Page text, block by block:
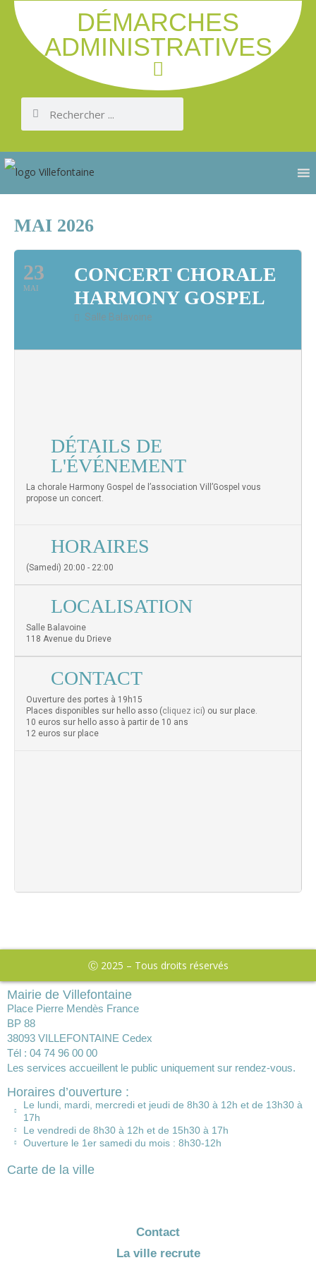
DÉMARCHES
ADMINISTRATIVES
MAI 2026
23
MAI
CONCERT CHORALE
HARMONY GOSPEL
Salle Balavoine
DÉTAILS DE
L'ÉVÉNEMENT
La chorale Harmony Gospel de l’association Vill’Gospel vous
propose un concert.
HORAIRES
(Samedi) 20:00 - 22:00
LOCALISATION
Salle Balavoine
118 Avenue du Drieve
CONTACT
Ouverture des portes à 19h15
Places disponibles sur hello asso (cliquez ici) ou sur place.
10 euros sur hello asso à partir de 10 ans
12 euros sur place
Ⓒ 2025 – Tous droits réservés
Mairie de Villefontaine
Place Pierre Mendès France
BP 88
38093 VILLEFONTAINE Cedex
Tél : 04 74 96 00 00
Les services accueillent le public uniquement sur rendez-vous.
Horaires d’ouverture :
Le lundi, mardi, mercredi et jeudi de 8h30 à 12h et de 13h30 à
17h
Le vendredi de 8h30 à 12h et de 15h30 à 17h
Ouverture le 1er samedi du mois : 8h30-12h
Carte de la ville
Contact
La ville recrute